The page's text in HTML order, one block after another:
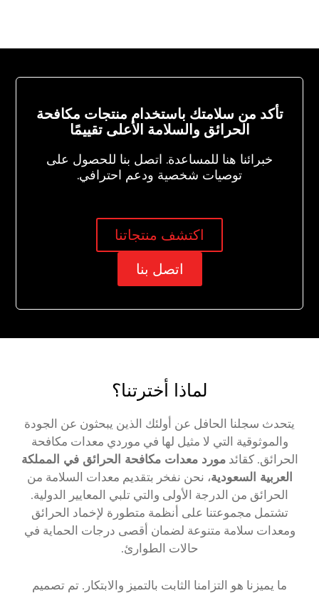
تأكد من سلامتك باستخدام منتجات مكافحة
الحرائق والسلامة الأعلى تقييمًا
خبرائنا هنا للمساعدة. اتصل بنا للحصول على
توصيات شخصية ودعم احترافي.
اكتشف منتجاتنا
اتصل بنا
لماذا أخترتنا؟
يتحدث سجلنا الحافل عن أولئك الذين يبحثون عن الجودة
والموثوقية التي لا مثيل لها في موردي معدات مكافحة
الحرائق. كقائدمورد معدات مكافحة الحرائق في المملكة
العربية السعودية، نحن نفخر بتقديم معدات السلامة من
الحرائق من الدرجة الأولى والتي تلبي المعايير الدولية.
تشتمل مجموعتنا على أنظمة متطورة لإخماد الحرائق
ومعدات سلامة متنوعة لضمان أقصى درجات الحماية في
حالات الطوارئ.
ما يميزنا هو التزامنا الثابت بالتميز والابتكار. تم تصميم